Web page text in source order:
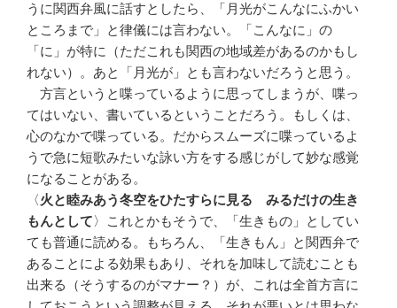
うに関西弁風に話すとしたら、「月光がこんなにふかい
ところまで」と律儀には言わない。「こんなに」の
「に」が特に（ただこれも関西の地域差があるのかもし
れない）。あと「月光が」とも言わないだろうと思う。
方言というと喋っているように思ってしまうが、喋っ
てはいない、書いているということだろう。もしくは、
心のなかで喋っている。だからスムーズに喋っているよ
うで急に短歌みたいな詠い方をする感じがして妙な感覚
になることがある。
〈火と睦みあう冬空をひたすらに見る みるだけの生き
もんとして〉これとかもそうで、「生きもの」としてい
ても普通に読める。もちろん、「生きもん」と関西弁で
あることによる効果もあり、それを加味して読むことも
出来る（そうするのがマナー？）が、これは全首方言に